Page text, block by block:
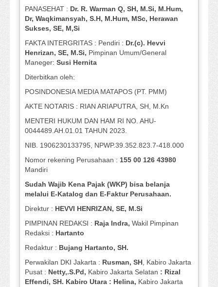
PANASEHAT : Dr. R. Warman Q, SH, M.Si, M.Hum,
Dr, Waqkimansyah, S.H, M.Hum, MSc, Herawan
Sukses, SE, M,Si
FAKTA INTERGRITAS : Pendiri : Dr.(c). Hevvi
Henrizan, SE, M.Si, Pimpinan Umum/General
Maneger: Susi Hernita
Diterbitkan oleh:
POSINDONESIA MEDIA MATAPOS (PT. PMM)
AKTE NOTARIS : RIAN ARIAPUTRA, SH, M.Kn
MENTERI HUKUM DAN HAM RI NO. AHU-
0044489.AH.01.01 TAHUN 2023.
NIB. 1906230133795, NPWP.39.352.823.7-418.000
Nomor rekening Perusahaan : 155 00 126 43980
Mandiri
Sudah Wajib Kena Pajak (WKP) bisa belanja
melalui E-Katalog dan E-Faktur Perusahaan.
Direktur : HEVVI HENRIZAN, SE, M.Si
PIMPINAN REDAKSI : Raja Indra, Wakil Pimpinan
Redaksi : Hartanto
Redaktur : Bujang Hartanto, SH.
Perwakilan DKI Jakarta : Rusman, SH, Kabiro Jakarta
Pusat : Netty,.S.Pd, Kabiro Jakarta Selatan : Rizal
Effendi, SH. Kabiro Utara : Helina, Kabiro Jakarta